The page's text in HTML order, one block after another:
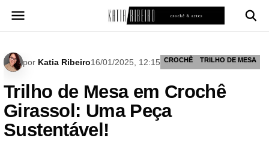
para
por Katia Ribeiro16/01/2025, 12:15 CROCHÊ TRILHO DE MESA
Trilho de Mesa em Crochê
Girassol: Uma Peça
Sustentável!